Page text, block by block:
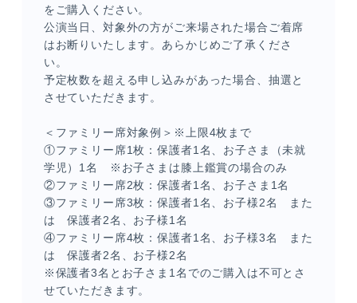
をご購入ください。
公演当日、対象外の方がご来場された場合ご着席
はお断りいたします。あらかじめご了承くださ
い。
予定枚数を超える申し込みがあった場合、抽選と
させていただきます。
＜ファミリー席対象例＞※上限4枚まで
①ファミリー席1枚：保護者1名、お子さま（未就
学児）1名 ※お子さまは膝上鑑賞の場合のみ
②ファミリー席2枚：保護者1名、お子さま1名
③ファミリー席3枚：保護者1名、お子様2名 また
は 保護者2名、お子様1名
④ファミリー席4枚：保護者1名、お子様3名 また
は 保護者2名、お子様2名
※保護者3名とお子さま1名でのご購入は不可とさ
せていただきます。